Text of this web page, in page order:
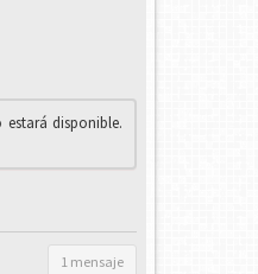
disponible.
1 mensaje